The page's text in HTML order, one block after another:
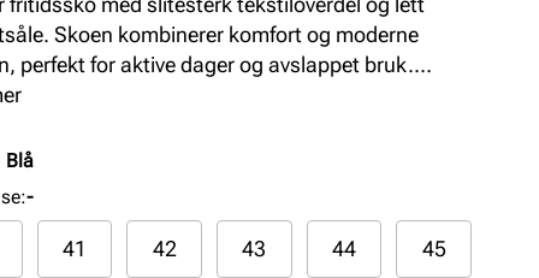
Skoen kombinerer komfort og moderne
perfekt for aktive dager og avslappet bruk.
og stilren, ideell for variert fritidsbruk.
Blå
:-
41 42 43 44 45